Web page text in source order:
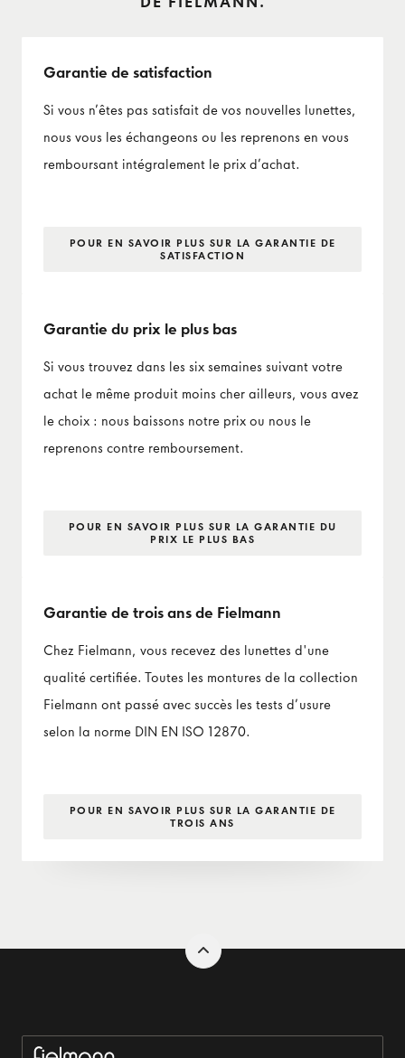
Garantie de satisfaction
Si vous n’êtes pas satisfait de vos nouvelles lunettes,
nous vous les échangeons ou les reprenons en vous
remboursant intégralement le prix d’achat.
POUR EN SAVOIR PLUS SUR LA GARANTIE DE
SATISFACTION
Garantie du prix le plus bas
Si vous trouvez dans les six semaines suivant votre
achat le même produit moins cher ailleurs, vous avez
le choix : nous baissons notre prix ou nous le
reprenons contre remboursement.
POUR EN SAVOIR PLUS SUR LA GARANTIE DU
PRIX LE PLUS BAS
Garantie de trois ans de Fielmann
Chez Fielmann, vous recevez des lunettes d'une
qualité certifiée. Toutes les montures de la collection
Fielmann ont passé avec succès les tests d’usure
selon la norme DIN EN ISO 12870.
POUR EN SAVOIR PLUS SUR LA GARANTIE DE
TROIS ANS